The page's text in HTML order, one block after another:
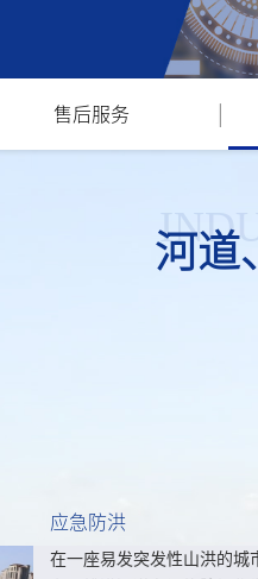
售后服务
河道
应急防洪
在一座易发突发性山洪的城